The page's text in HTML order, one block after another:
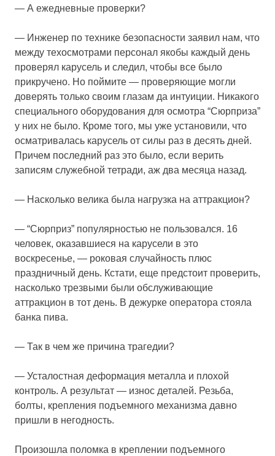
— А ежедневные проверки?
— Инженер по технике безопасности заявил нам, что
между техосмотрами персонал якобы каждый день
проверял карусель и следил, чтобы все было
прикручено. Но поймите — проверяющие могли
доверять только своим глазам да интуиции. Никакого
специального оборудования для осмотра “Сюрприза”
у них не было. Кроме того, мы уже установили, что
осматривалась карусель от силы раз в десять дней.
Причем последний раз это было, если верить
записям служебной тетради, аж два месяца назад.
— Насколько велика была нагрузка на аттракцион?
— “Сюрприз” популярностью не пользовался. 16
человек, оказавшиеся на карусели в это
воскресенье, — роковая случайность плюс
праздничный день. Кстати, еще предстоит проверить,
насколько трезвыми были обслуживающие
аттракцион в тот день. В дежурке оператора стояла
банка пива.
— Так в чем же причина трагедии?
— Усталостная деформация металла и плохой
контроль. А результат — износ деталей. Резьба,
болты, крепления подъемного механизма давно
пришли в негодность.
Произошла поломка в креплении подъемного